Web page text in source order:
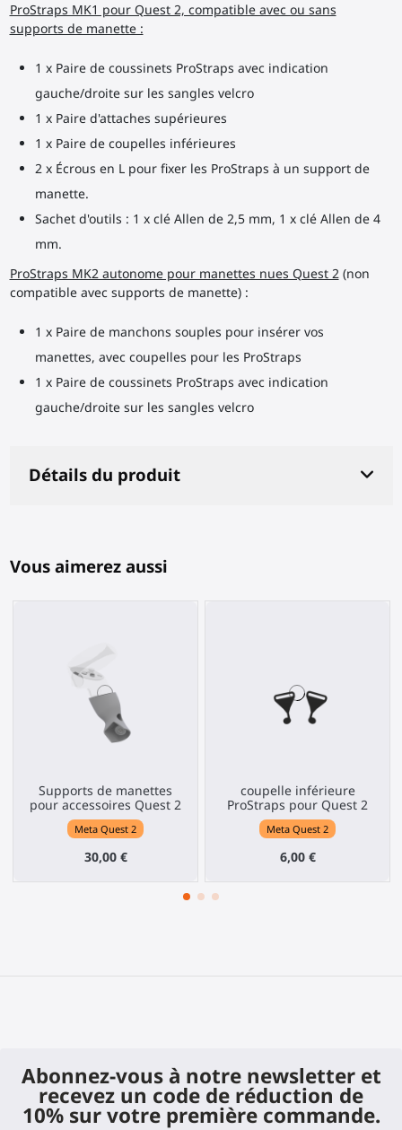
ProStraps MK1 pour Quest 2, compatible avec ou sans
supports de manette :
1 x Paire de coussinets ProStraps avec indication
gauche/droite sur les sangles velcro
1 x Paire d'attaches supérieures
1 x Paire de coupelles inférieures
2 x Écrous en L pour fixer les ProStraps à un support de
manette.
Sachet d'outils : 1 x clé Allen de 2,5 mm, 1 x clé Allen de 4
mm.
ProStraps MK2 autonome pour manettes nues Quest 2(non
compatible avec supports de manette) :
1 x Paire de manchons souples pour insérer vos
manettes, avec coupelles pour les ProStraps
1 x Paire de coussinets ProStraps avec indication
gauche/droite sur les sangles velcro
Détails du produit
Vous aimerez aussi
Supports de manettes
pour accessoires Quest 2
Meta Quest 2
30,00 €
coupelle inférieure
ProStraps pour Quest 2
Meta Quest 2
6,00 €
Abonnez-vous à notre newsletter et
recevez un code de réduction de
10% sur votre première commande.